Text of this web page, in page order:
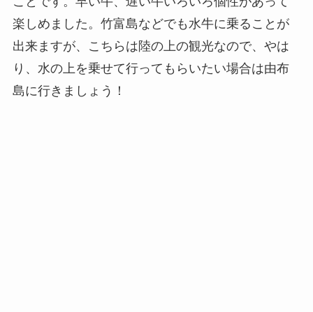
楽しめました。竹富島などでも水牛に乗ることが
出来ますが、こちらは陸の上の観光なので、やは
り、水の上を乗せて行ってもらいたい場合は由布
島に行きましょう！